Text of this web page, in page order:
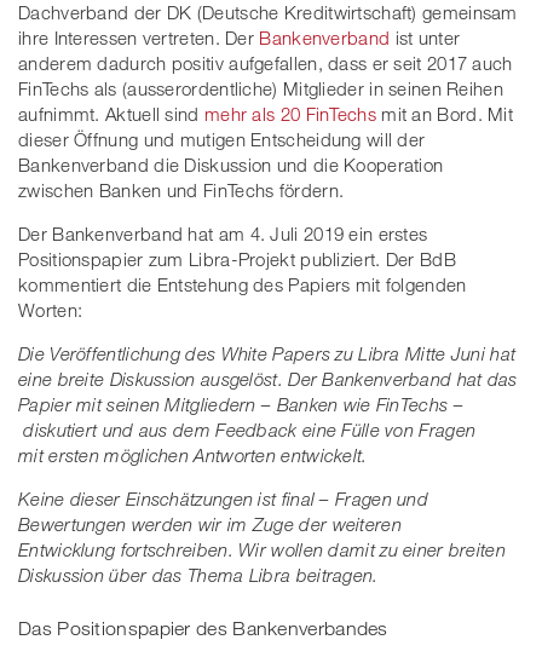
Dachverband der DK (Deutsche Kreditwirtschaft) gemeinsam
ihre Interessen vertreten. Der Bankenverband ist unter
anderem dadurch positiv aufgefallen, dass er seit 2017 auch
FinTechs als (ausserordentliche) Mitglieder in seinen Reihen
aufnimmt. Aktuell sind mehr als 20 FinTechsmit an Bord. Mit
dieser Öffnung und mutigen Entscheidung will der
Bankenverband die Diskussion und die Kooperation
zwischen Banken und FinTechs fördern.
Der Bankenverband hat am 4. Juli 2019 ein erstes
Positionspapier zum Libra-Projekt publiziert. Der BdB
kommentiert die Entstehung des Papiers mit folgenden
Worten:
Die Veröffentlichung des White Papers zu Libra Mitte Juni hat
eine breite Diskussion ausgelöst. Der Bankenverband hat das
Papier mit seinen Mitgliedern – Banken wie FinTechs –
diskutiert und aus dem Feedback eine Fülle von Fragen
mit ersten möglichen Antworten entwickelt.
Keine dieser Einschätzungen ist final – Fragen und
Bewertungen werden wir im Zuge der weiteren
Entwicklung fortschreiben. Wir wollen damit zu einer breiten
Diskussion über das Thema Libra beitragen.
Das Positionspapier des Bankenverbandes